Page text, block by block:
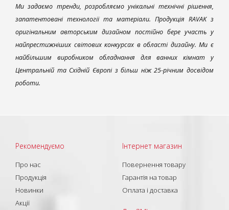
Ми задаємо тренди, розробляємо унікальні технічні рішення,
запатентовані технології та матеріали. Продукція RAVAK з
оригінальним авторським дизайном постійно бере участь у
найпрестижніших світових конкурсах в області дизайну. Ми є
найбільшим виробником обладнання для ванних кімнат у
Центральній та Східній Європі з більш ніж 25-річним досвідом
роботи.
Рекомендуємо
Про нас
Продукція
Новинки
Акції
Інтернет магазин
Повернення товару
Гарантія на товар
Оплата і доставка